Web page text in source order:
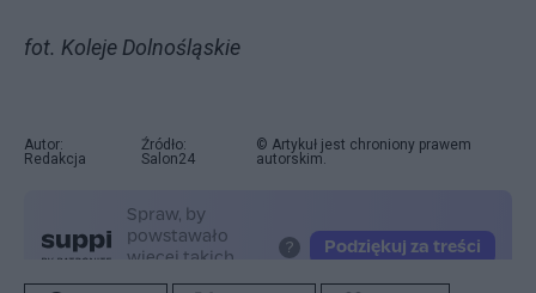
fot. Koleje Dolnośląskie
Autor:
Redakcja
Źródło:
Salon24
© Artykuł jest chroniony prawem
autorskim.